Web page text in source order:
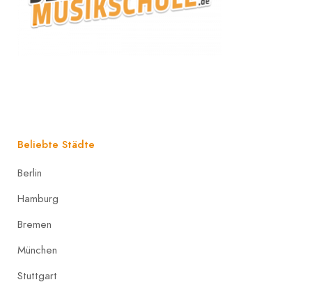
Beliebte Städte
Berlin
Hamburg
Bremen
München
Stuttgart